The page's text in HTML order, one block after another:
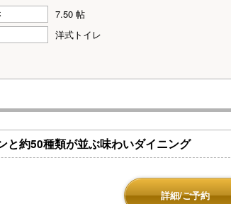
7.50 帖
洋式トイレ
と約50種類が並ぶ味わいダイニング
詳細/ご予約